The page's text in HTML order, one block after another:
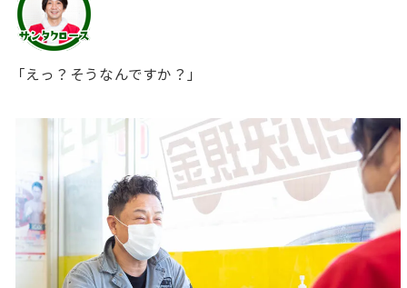
「えっ？そうなんですか？」